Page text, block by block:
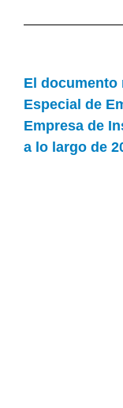
El documento
Especial de
Empresa de
a lo largo de